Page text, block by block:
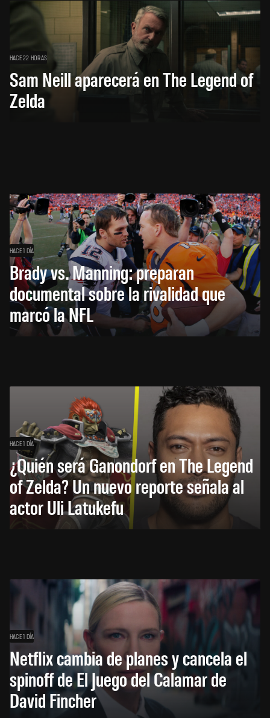
HACE 22 HORAS
Sam Neill aparecerá en The Legend of
Zelda
HACE 1 DÍA
Brady vs. Manning: preparan
documental sobre la rivalidad que
marcó la NFL
HACE 1 DÍA
¿Quién será Ganondorf en The Legend
of Zelda? Un nuevo reporte señala al
actor Uli Latukefu
HACE 1 DÍA
Netflix cambia de planes y cancela el
spinoff de El Juego del Calamar de
David Fincher